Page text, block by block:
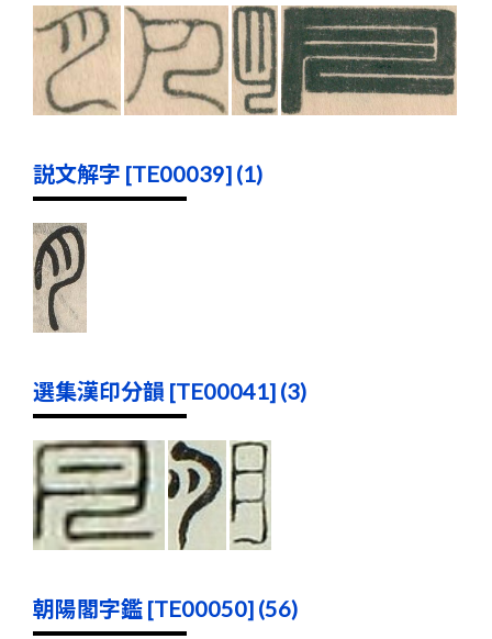
説文解字 [TE00039] (1)
選集漢印分韻 [TE00041] (3)
朝陽閣字鑑 [TE00050] (56)